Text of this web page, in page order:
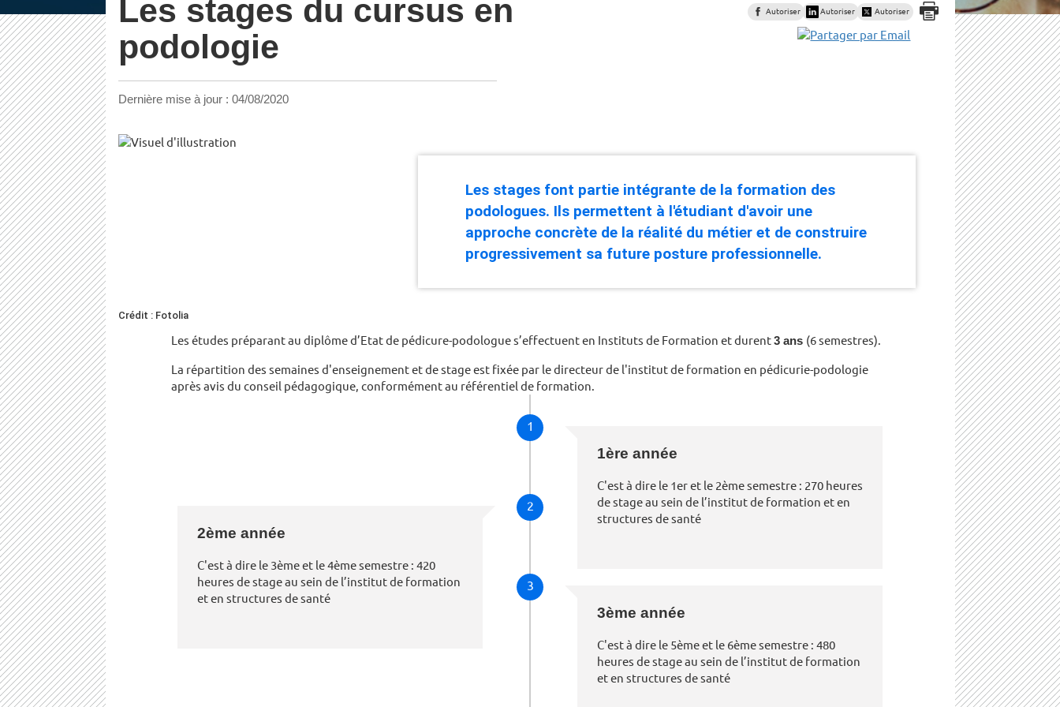
Les stages du cursus en
podologie
Autoriser Autoriser Autoriser
Dernière mise à jour : 04/08/2020
Crédit : Fotolia
Les stages font partie intégrante de la formation des
podologues. Ils permettent à l'étudiant d'avoir une
approche concrète de la réalité du métier et de construire
progressivement sa future posture professionnelle.
Les études préparant au diplôme d’Etat de pédicure-podologue s’effectuent en Instituts de Formation et durent3 ans (6 semestres).
La répartition des semaines d'enseignement et de stage est fixée par le directeur de l'institut de formation en pédicurie-podologie
après avis du conseil pédagogique, conformément au référentiel de formation.
1
1ère année
C'est à dire le 1er et le 2ème semestre : 270 heures
de stage au sein de l’institut de formation et en
structures de santé
2
2ème année
C'est à dire le 3ème et le 4ème semestre : 420
heures de stage au sein de l’institut de formation
et en structures de santé
3
3ème année
C'est à dire le 5ème et le 6ème semestre : 480
heures de stage au sein de l’institut de formation
et en structures de santé